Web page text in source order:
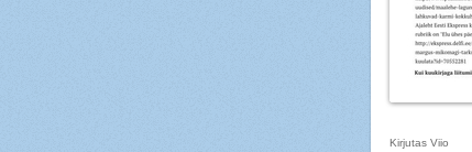
Kirjutas Viio